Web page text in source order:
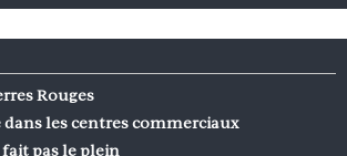
Rouges
dans les centres commerciaux
fait pas le plein